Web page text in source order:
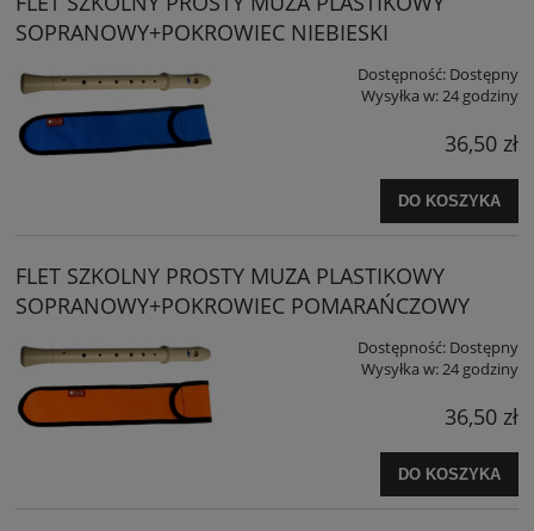
SOPRANOWY+POKROWIEC NIEBIESKI
Dostępność: Dostępny
Wysyłka w:24 godziny
36,50 zł
DO KOSZYKA
FLET SZKOLNY PROSTY MUZA PLASTIKOWY
SOPRANOWY+POKROWIEC POMARAŃCZOWY
Dostępność: Dostępny
Wysyłka w:24 godziny
36,50 zł
DO KOSZYKA